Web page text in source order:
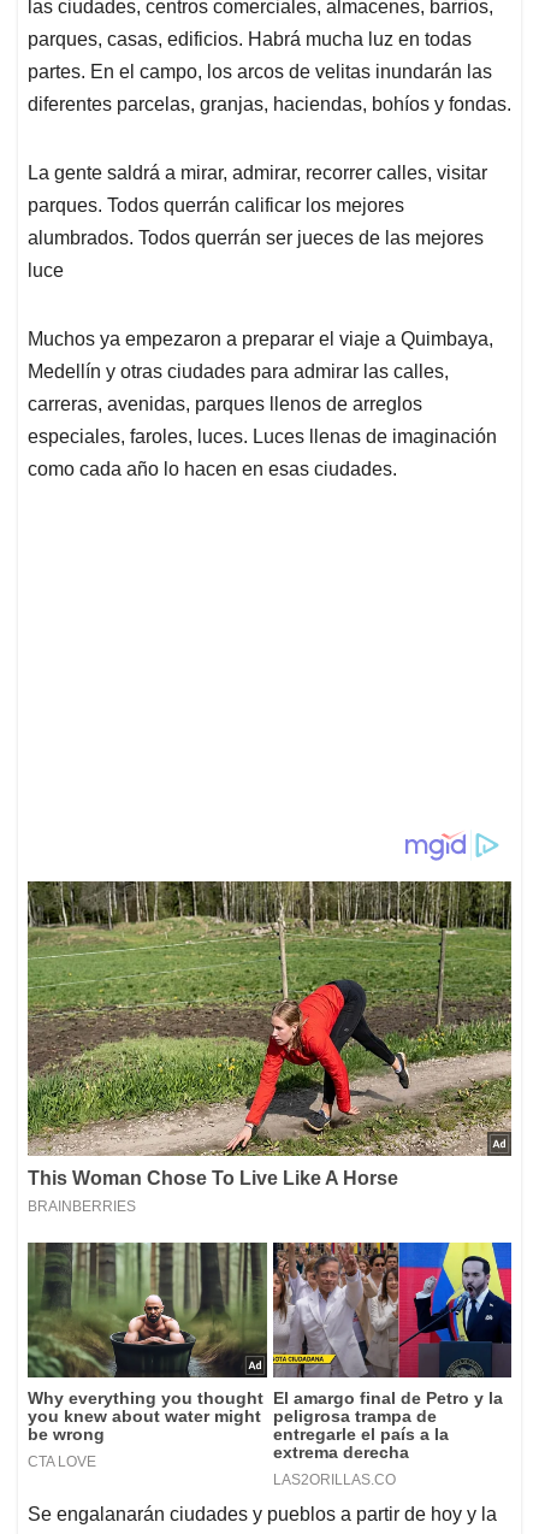
A
p
p
o
o
k
d
I
n
d
s
las ciudades, centros comerciales, almacenes, barrios,
parques, casas, edificios. Habrá mucha luz en todas
partes. En el campo, los arcos de velitas inundarán las
diferentes parcelas, granjas, haciendas, bohíos y fondas.
La gente saldrá a mirar, admirar, recorrer calles, visitar
parques. Todos querrán calificar los mejores
alumbrados. Todos querrán ser jueces de las mejores
luce
Muchos ya empezaron a preparar el viaje a Quimbaya,
Medellín y otras ciudades para admirar las calles,
carreras, avenidas, parques llenos de arreglos
especiales, faroles, luces. Luces llenas de imaginación
como cada año lo hacen en esas ciudades.
Se engalanarán ciudades y pueblos a partir de hoy y la